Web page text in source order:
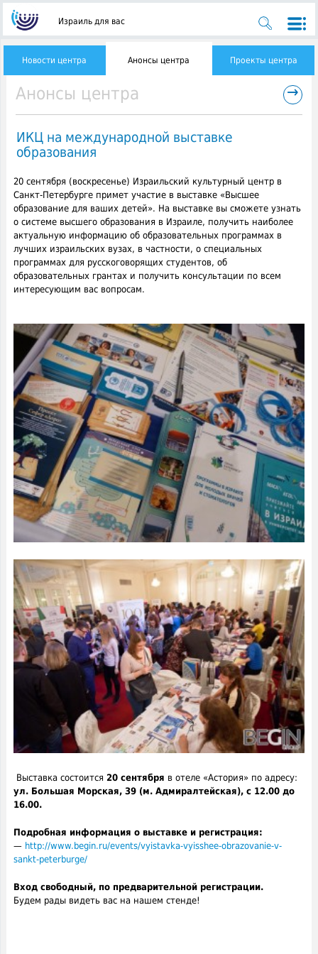
Израиль для вас
Новости центра Анонсы центра Проекты центра
Анонсы центра →
ИКЦ на международной выставке
образования
20 сентября (воскресенье) Израильский культурный центр в
Санкт-Петербурге примет участие в выставке «Высшее
образование для ваших детей». На выставке вы сможете узнать
о системе высшего образования в Израиле, получить наиболее
актуальную информацию об образовательных программах в
лучших израильских вузах, в частности, о специальных
программах для русскоговорящих студентов, об
образовательных грантах и получить консультации по всем
интересующим вас вопросам.
Выставка состоится 20 сентября в отеле «Астория» по адресу:
ул. Большая Морская, 39 (м. Адмиралтейская), с 12.00 до
16.00.
Подробная информация о выставке и регистрация:
— http://www.begin.ru/events/vyistavka-vyisshee-obrazovanie-v-
sankt-peterburge/
Вход свободный, по предварительной регистрации.
Будем рады видеть вас на нашем стенде!